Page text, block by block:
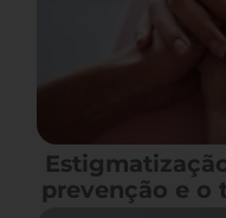
prevenção e o